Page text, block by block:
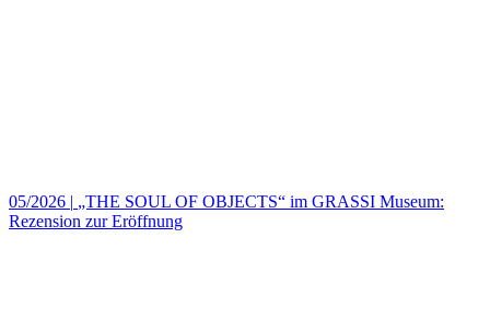
05/2026 | „THE SOUL OF OBJECTS“ im GRASSI Museum:
Rezension zur Eröffnung